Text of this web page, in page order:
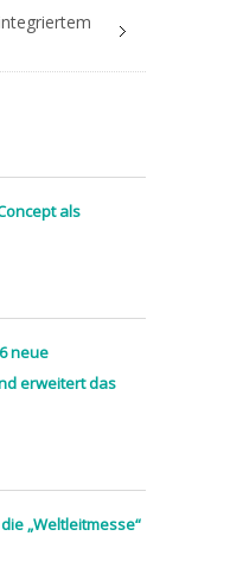
als
neue
erweitert das
„Weltleitmesse“